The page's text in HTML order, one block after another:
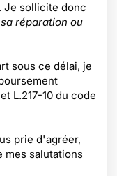
Je sollicite donc
réparation ou
sous ce délai, je
L.217-10 du code
prie d'agréer,
mes salutations